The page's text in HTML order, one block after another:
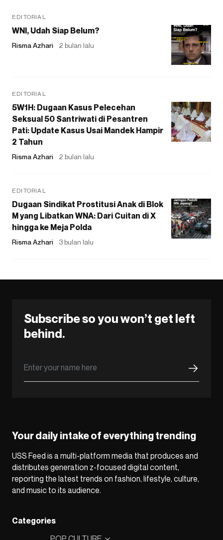
EDITORIAL
WNI, Udah Siap Belum?
Risma Azhari 2 bulan lalu
EDITORIAL
5W1H: Dugaan Kasus Pelecehan
Seksual 50 Santriwati di Pesantren
Pati: Update Kasus Usai Mandek Hampir
2 Tahun
Risma Azhari 2 bulan lalu
EDITORIAL
Dugaan Sindikat Prostitusi Anak di Blok
M yang Libatkan WNA: Dari Cuitan di X
hingga ke Meja Polda
Risma Azhari 3 bulan lalu
Subscribe so you won’t get left
behind.
Your daily intake of everything trending
USS Feed is a multi-platform media that produces and
distributes generation z-focused digital content,
reporting the latest trends on fashion, lifestyle, culture,
and music to its audience.
Categories